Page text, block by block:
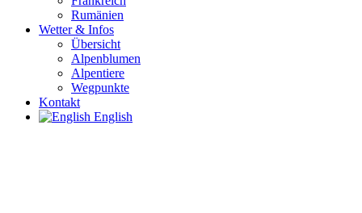
Rumänien
Wetter & Infos
Übersicht
Alpenblumen
Alpentiere
Wegpunkte
Kontakt
English